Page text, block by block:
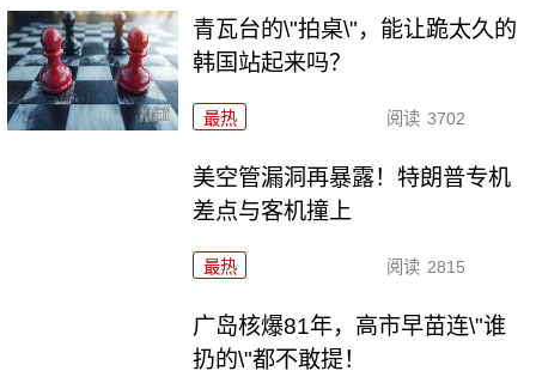
青瓦台的\"拍桌\"，能让跪太久的
韩国站起来吗？
最热 阅读 3702
美空管漏洞再暴露！特朗普专机
差点与客机撞上
最热 阅读 2815
广岛核爆81年，高市早苗连\"谁
扔的\"都不敢提！